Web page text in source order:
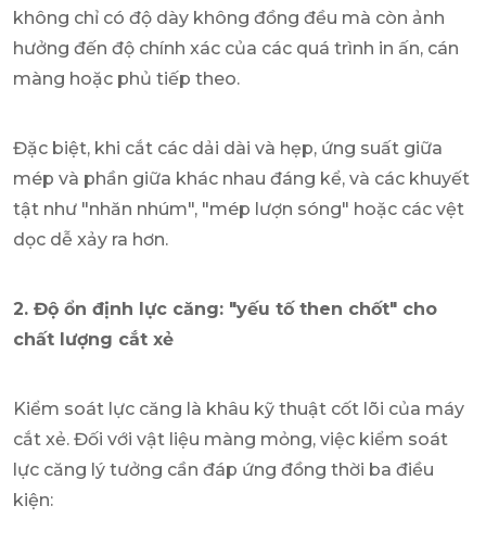
không chỉ có độ dày không đồng đều mà còn ảnh
hưởng đến độ chính xác của các quá trình in ấn, cán
màng hoặc phủ tiếp theo.
Đặc biệt, khi cắt các dải dài và hẹp, ứng suất giữa
mép và phần giữa khác nhau đáng kể, và các khuyết
tật như "nhăn nhúm", "mép lượn sóng" hoặc các vệt
dọc dễ xảy ra hơn.
2. Độ ổn định lực căng: "yếu tố then chốt" cho
chất lượng cắt xẻ
Kiểm soát lực căng là khâu kỹ thuật cốt lõi của máy
cắt xẻ. Đối với vật liệu màng mỏng, việc kiểm soát
lực căng lý tưởng cần đáp ứng đồng thời ba điều
kiện: